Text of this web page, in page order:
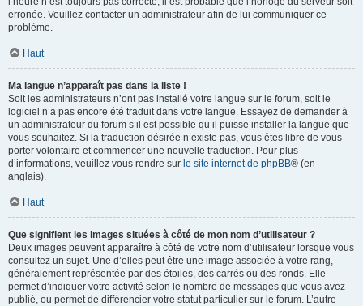
erronée. Veuillez contacter un administrateur afin de lui communiquer ce
problème.
Haut
Ma langue n’apparaît pas dans la liste !
Soit les administrateurs n’ont pas installé votre langue sur le forum, soit le
logiciel n’a pas encore été traduit dans votre langue. Essayez de demander à
un administrateur du forum s’il est possible qu’il puisse installer la langue que
vous souhaitez. Si la traduction désirée n’existe pas, vous êtes libre de vous
porter volontaire et commencer une nouvelle traduction. Pour plus
d’informations, veuillez vous rendre sur le site internet de phpBB® (en
anglais).
Haut
Que signifient les images situées à côté de mon nom d’utilisateur ?
Deux images peuvent apparaître à côté de votre nom d’utilisateur lorsque vous
consultez un sujet. Une d’elles peut être une image associée à votre rang,
généralement représentée par des étoiles, des carrés ou des ronds. Elle
permet d’indiquer votre activité selon le nombre de messages que vous avez
publié, ou permet de différencier votre statut particulier sur le forum. L’autre